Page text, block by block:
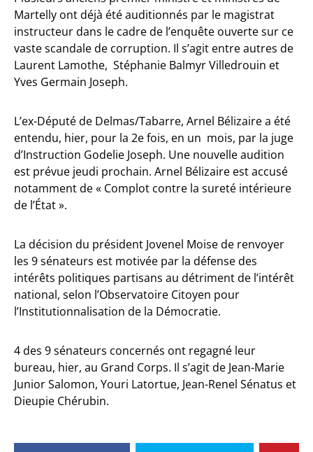
Martelly ont déjà été auditionnés par le magistrat
instructeur dans le cadre de l’enquête ouverte sur ce
vaste scandale de corruption. Il s’agit entre autres de
Laurent Lamothe, Stéphanie Balmyr Villedrouin et
Yves Germain Joseph.
L’ex-Député de Delmas/Tabarre, Arnel Bélizaire a été
entendu, hier, pour la 2e fois, en un mois, par la juge
d’Instruction Godelie Joseph. Une nouvelle audition
est prévue jeudi prochain. Arnel Bélizaire est accusé
notamment de « Complot contre la sureté intérieure
de l’État ».
La décision du président Jovenel Moise de renvoyer
les 9 sénateurs est motivée par la défense des
intérêts politiques partisans au détriment de l’intérêt
national, selon l’Observatoire Citoyen pour
l’Institutionnalisation de la Démocratie.
4 des 9 sénateurs concernés ont regagné leur
bureau, hier, au Grand Corps. Il s’agit de Jean-Marie
Junior Salomon, Youri Latortue, Jean-Renel Sénatus et
Dieupie Chérubin.